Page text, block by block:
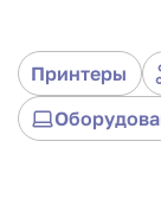
Этот принтер
помогает
временем
будете
Принтеры